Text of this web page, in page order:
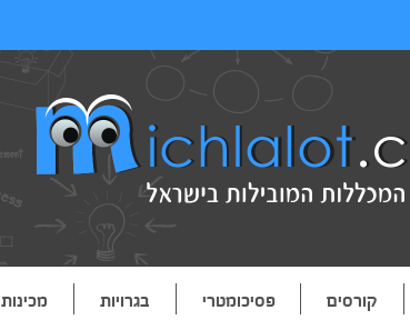
קורסים פסיכומטרי בגרויות מכינות